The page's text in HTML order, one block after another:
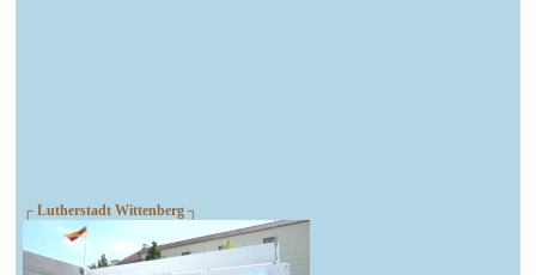
┌ Lutherstadt Wittenberg ┐